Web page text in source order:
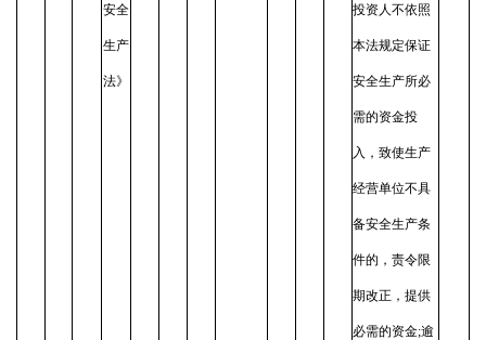
安全
生产
法》
投资人不依照
本法规定保证
安全生产所必
需的资金投
入，致使生产
经营单位不具
备安全生产条
件的，责令限
期改正，提供
必需的资金;逾